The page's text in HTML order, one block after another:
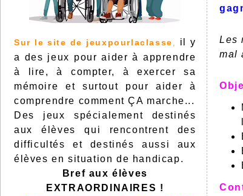
Sur le site de jeuxpourlaclasse
il y
a des jeux pour aider à apprendre
à lire, à compter, à exercer sa
mémoire et surtout pour aider à
comprendre comment ÇA marche...
Des jeux spécialement destinés
aux élèves qui rencontrent des
difficultés et destinés aussi aux
élèves en situation de handicap.
Bref aux élèves
EXTRAORDINAIRES !
Les
mal